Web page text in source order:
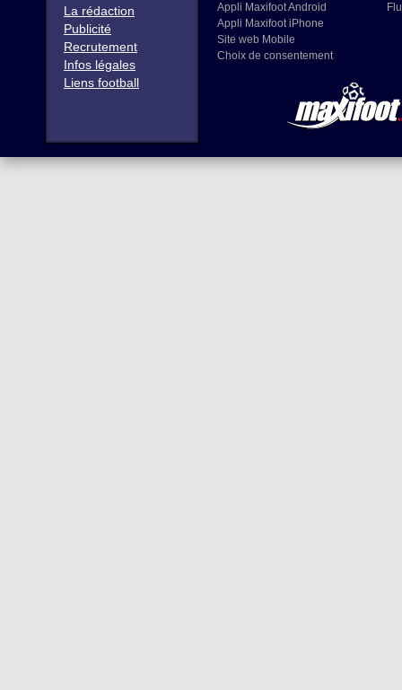
La rédaction
Publicité
Recrutement
Infos légales
Liens football
Appli Maxifoot Android
Appli Maxifoot iPhone
Site web Mobile
Choix de consentement